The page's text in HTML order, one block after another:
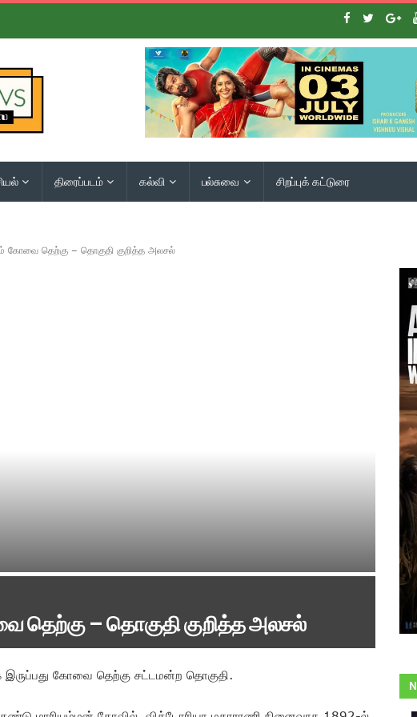
திரைப்படம் கல்வி பல்சுவை சிறப்புக் கட்டுரை
கோவை தெற்கு – தொகுதி குறித்த அலசல்
தெற்கு – தொகுதி குறித்த அலசல்
கோவை தெற்கு சட்டமன்ற தொகுதி.